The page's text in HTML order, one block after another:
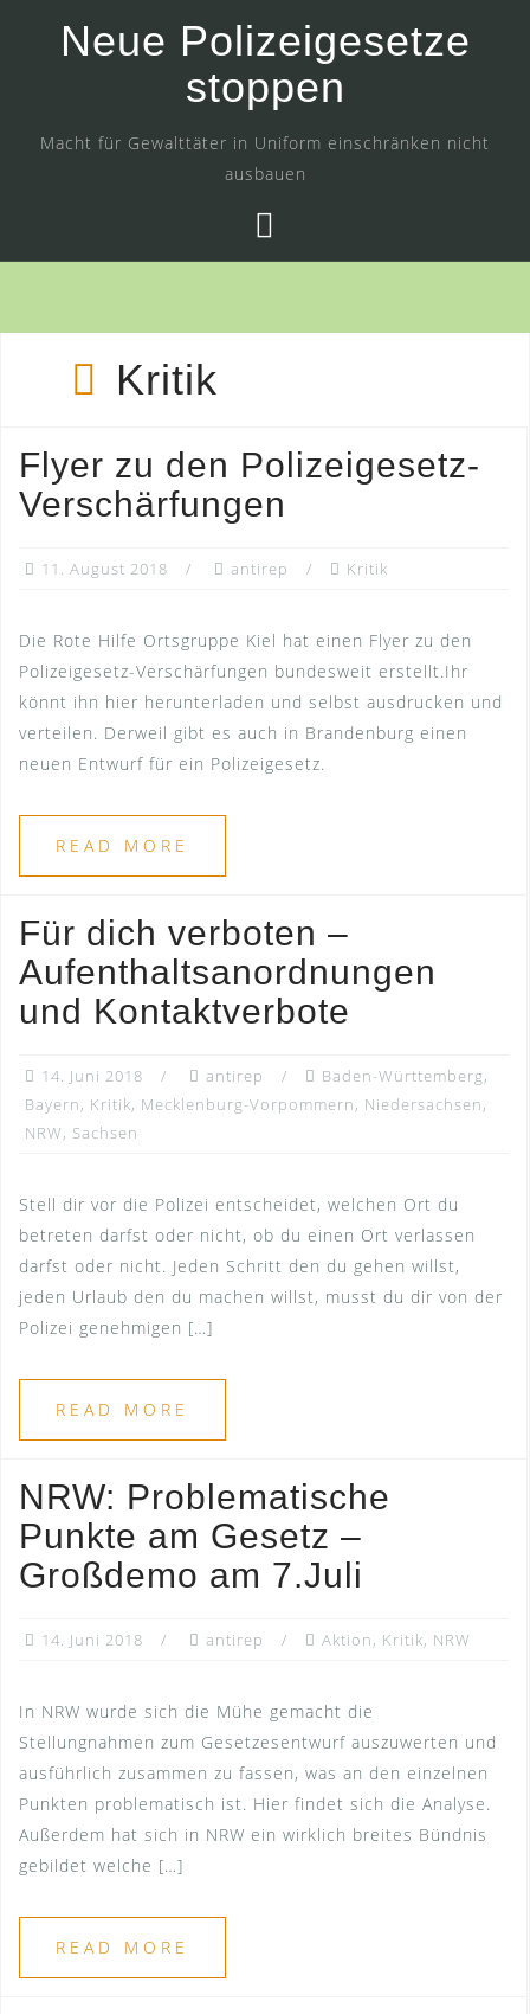
Neue Polizeigesetze
stoppen
Macht für Gewalttäter in Uniform einschränken nicht
ausbauen
Kritik
Flyer zu den Polizeigesetz-
Verschärfungen
11. August 2018 antirep Kritik
Die Rote Hilfe Ortsgruppe Kiel hat einen Flyer zu den
Polizeigesetz-Verschärfungen bundesweit erstellt.Ihr
könnt ihn hier herunterladen und selbst ausdrucken und
verteilen. Derweil gibt es auch in Brandenburg einen
neuen Entwurf für ein Polizeigesetz.
READ MORE
Für dich verboten –
Aufenthaltsanordnungen
und Kontaktverbote
14. Juni 2018 antirep Baden-Württemberg,
Bayern, Kritik, Mecklenburg-Vorpommern, Niedersachsen,
NRW, Sachsen
Stell dir vor die Polizei entscheidet, welchen Ort du
betreten darfst oder nicht, ob du einen Ort verlassen
darfst oder nicht. Jeden Schritt den du gehen willst,
jeden Urlaub den du machen willst, musst du dir von der
Polizei genehmigen […]
READ MORE
NRW: Problematische
Punkte am Gesetz –
Großdemo am 7.Juli
14. Juni 2018 antirep Aktion, Kritik, NRW
In NRW wurde sich die Mühe gemacht die
Stellungnahmen zum Gesetzesentwurf auszuwerten und
ausführlich zusammen zu fassen, was an den einzelnen
Punkten problematisch ist. Hier findet sich die Analyse.
Außerdem hat sich in NRW ein wirklich breites Bündnis
gebildet welche […]
READ MORE